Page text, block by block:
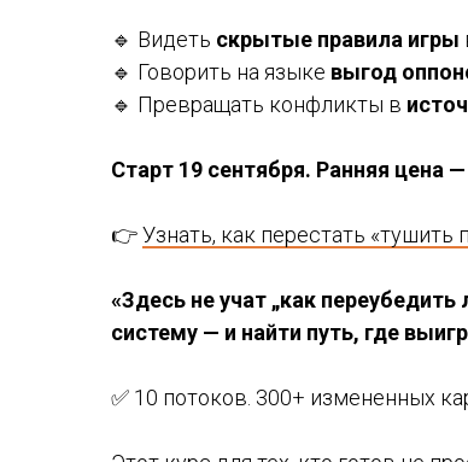
🔹 Видеть скрытые правила игры
🔹 Говорить на языке выгод
🔹 Превращать конфликты в
Старт 19 сентября. Ранняя цена
👉Узнать, как перестать «тушить
«Здесь не учат „как
систему — и найти путь, где
✅ 10 потоков. 300+ измененных